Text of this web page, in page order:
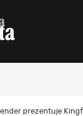
prezentuje